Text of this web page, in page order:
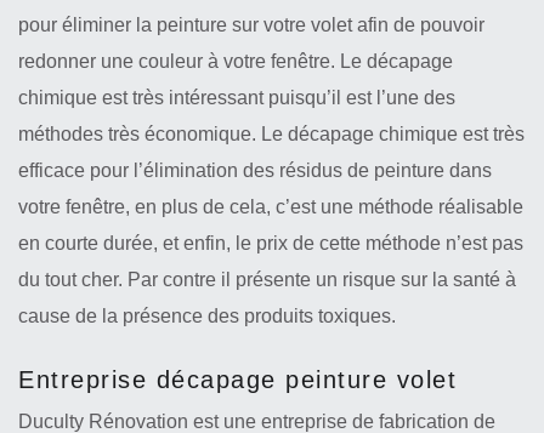
pour éliminer la peinture sur votre volet afin de pouvoir
redonner une couleur à votre fenêtre. Le décapage
chimique est très intéressant puisqu’il est l’une des
méthodes très économique. Le décapage chimique est très
efficace pour l’élimination des résidus de peinture dans
votre fenêtre, en plus de cela, c’est une méthode réalisable
en courte durée, et enfin, le prix de cette méthode n’est pas
du tout cher. Par contre il présente un risque sur la santé à
cause de la présence des produits toxiques.
Entreprise décapage peinture volet
Duculty Rénovation est une entreprise de fabrication de